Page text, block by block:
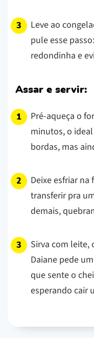
Leve ao
pule esse
redondinha e
Assar e servir:
Pré-aqueça o
minutos, o
bordas, mas
Deixe esfriar
transferir pra
demais,
Sirva com leite,
Daiane pede
que sente o
esperando cair